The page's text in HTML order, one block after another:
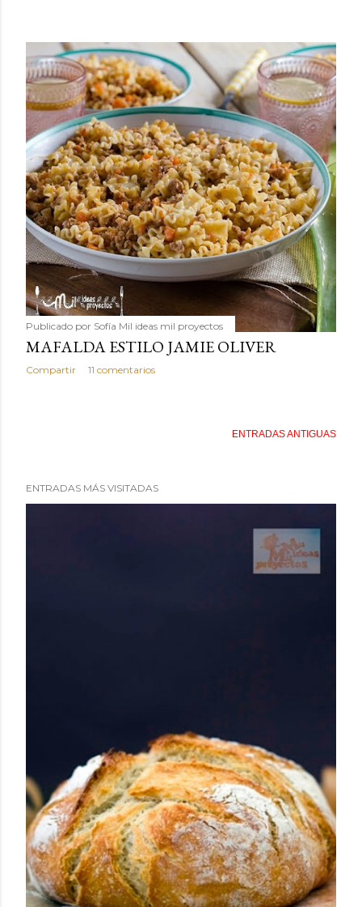
Publicado por Sofía Mil ideas mil proyectos
MAFALDA ESTILO JAMIE OLIVER
Compartir 11 comentarios
ENTRADAS ANTIGUAS
ENTRADAS MÁS VISITADAS